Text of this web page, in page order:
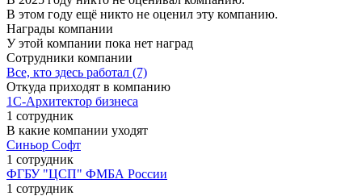
В этом году ещё никто не оценил эту компанию.
Награды компании
У этой компании пока нет наград
Сотрудники компании
Все, кто здесь работал (7)
Откуда приходят в компанию
1С-Архитектор бизнеса
1 сотрудник
В какие компании уходят
Синьор Софт
1 сотрудник
ФГБУ "ЦСП" ФМБА России
1 сотрудник